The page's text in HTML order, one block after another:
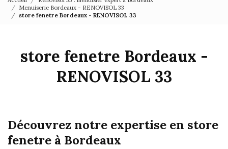
Menuiserie Bordeaux - RENOVISOL 33
store fenetre Bordeaux - RENOVISOL 33
store fenetre Bordeaux -
RENOVISOL 33
Découvrez notre expertise en store
fenetre à Bordeaux